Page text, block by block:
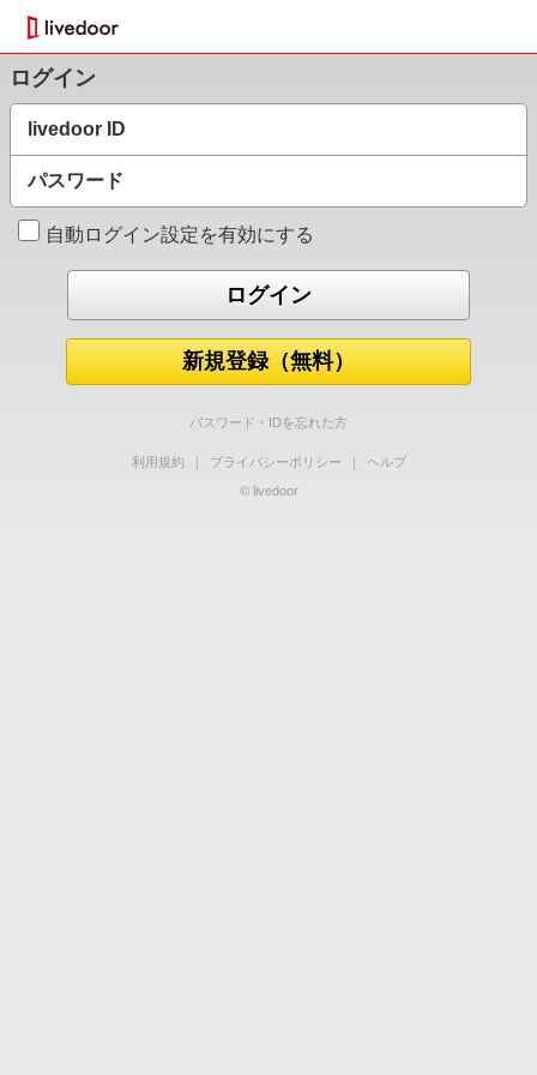
ログイン
livedoor ID
パスワード
自動ログイン設定を有効にする
新規登録（無料）
パスワード・IDを忘れた方
利用規約 ｜ プライバシーポリシー ｜
ヘルプ
© livedoor